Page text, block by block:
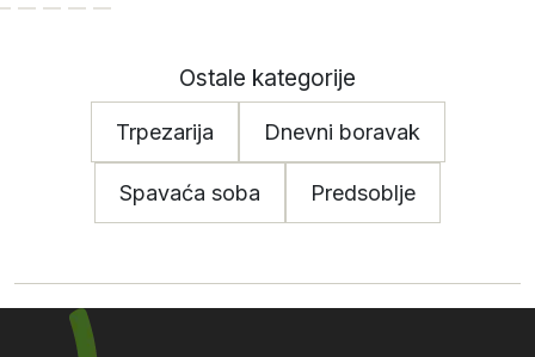
Ostale kategorije
Trpezarija Dnevni boravak
Spavaća soba Predsoblje